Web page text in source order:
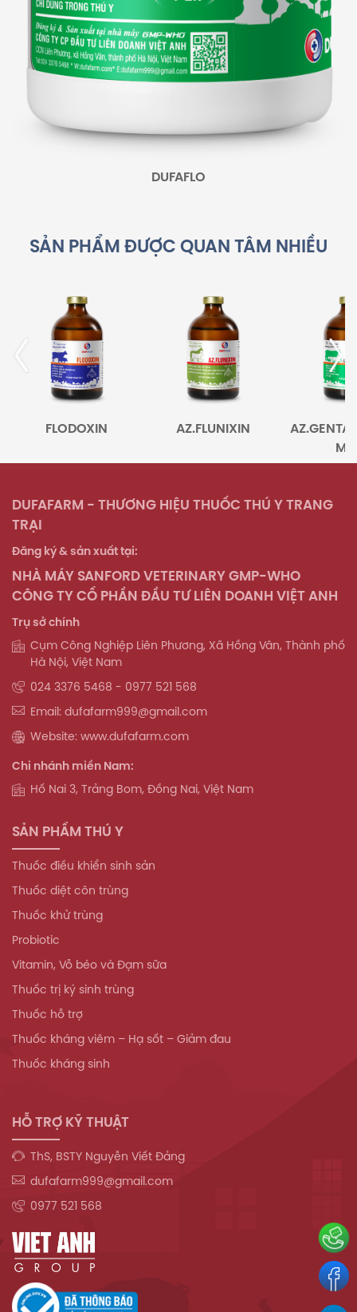
DUFAFLO
SẢN PHẨM ĐƯỢC QUAN TÂM NHIỀU
FLODOXIN AZ.FLUNIXIN
AZ.GENTA-
MAX
DUFAFARM - THƯƠNG HIỆU THUỐC THÚ Y TRANG
TRẠI
Đăng ký & sản xuất tại:
NHÀ MÁY SANFORD VETERINARY GMP-WHO
CÔNG TY CỔ PHẦN ĐẦU TƯ LIÊN DOANH VIỆT ANH
Trụ sở chính
Cụm Công Nghiệp Liên Phương, Xã Hồng Vân, Thành phố
Hà Nội, Việt Nam
024 3376 5468 - 0977 521 568
Email: dufafarm999@gmail.com
Website: www.dufafarm.com
Chi nhánh miền Nam:
Hố Nai 3, Trảng Bom, Đồng Nai, Việt Nam
SẢN PHẨM THÚ Y
Thuốc điều khiển sinh sản
Thuốc diệt côn trùng
Thuốc khử trùng
Probiotic
Vitamin, Vỗ béo và Đạm sữa
Thuốc trị ký sinh trùng
Thuốc hỗ trợ
Thuốc kháng viêm – Hạ sốt – Giảm đau
Thuốc kháng sinh
HỖ TRỢ KỸ THUẬT
ThS, BSTY Nguyễn Viết Đảng
dufafarm999@gmail.com
0977 521 568